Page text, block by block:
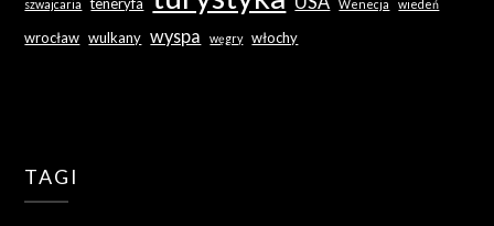
szwajcaria Wenecja wiedeń
wrocław wulkany wyspa węgry włochy
TAGI